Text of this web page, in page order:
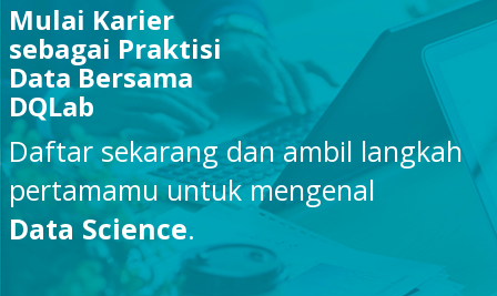
Mulai Karier
sebagai Praktisi
Data Bersama
DQLab
Daftar sekarang dan ambil langkah
pertamamu untuk mengenal
Data Science.